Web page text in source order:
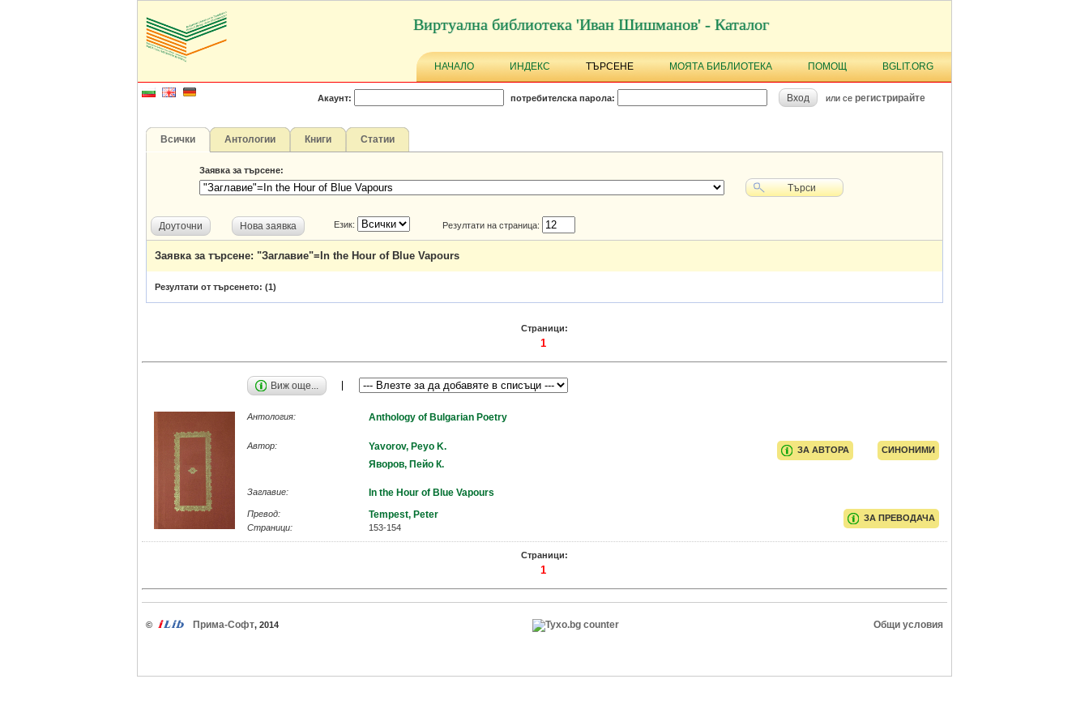
Виртуална библиотека 'Иван Шишманов' - Каталог
НАЧАЛО ИНДЕКС ТЪРСЕНЕ МОЯТА БИБЛИОТЕКА ПОМОЩ BGLIT.ORG
Акаунт: потребителска парола: Вход или се регистрирайте
Всички Антологии Книги Статии
Заявка за търсене:
Търси
Доуточни Нова заявка Език: Резултати на страница:
Заявка за търсене: "Заглавие"=In the Hour of Blue Vapours
Резултати от търсенето: (1)
Страници:
1
Виж още...
Антология: Anthology of Bulgarian Poetry
СИНОНИМИ
ЗА АВТОРА
Автор:
Yavorov, Peyo K.
Яворов, Пейо К.
Заглавие: In the Hour of Blue Vapours
ЗА ПРЕВОДАЧА
Превод: Tempest, Peter
Страници: 153-154
Страници:
1
© Прима-Софт, 2014 Общи условия